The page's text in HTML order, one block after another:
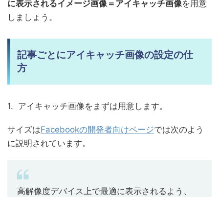
に表示されるイメージ画像＝アイキャッチ画像を用意
しましょう。
記事ごとにアイキャッチ画像の設定の仕
方
1. アイキャッチ画像をまずは用意します。
サイズはFacebookの開発者向けページでは次のよう
に説明されています。
高解像度デバイス上で最適に表示されるよう、